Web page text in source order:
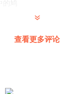
查看更多评论